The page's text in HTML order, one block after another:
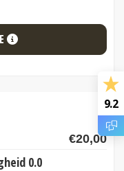
€20,00
0.0
9.2